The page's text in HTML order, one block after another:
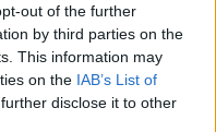
out of the further
by third parties on the
This information may
on the IAB’s List of
disclose it to other